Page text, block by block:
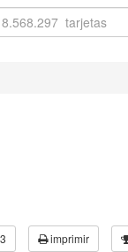
imprimir